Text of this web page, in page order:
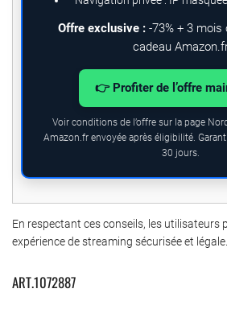
Offre exclusive : -73% + 3
cadeau
👉 Profiter de l’offre
Voir conditions de l’offre sur la page
Amazon.fr envoyée après éligibilité.
30 jours.
En respectant ces conseils, les utilisateurs
expérience de streaming sécurisée et légale.
ART.1072887